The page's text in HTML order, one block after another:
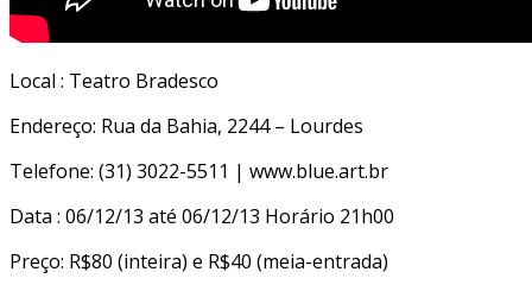
Local : Teatro Bradesco
Endereço: Rua da Bahia, 2244 – Lourdes
Telefone: (31) 3022-5511 | www.blue.art.br
Data : 06/12/13 até 06/12/13 Horário 21h00
Preço: R$80 (inteira) e R$40 (meia-entrada)